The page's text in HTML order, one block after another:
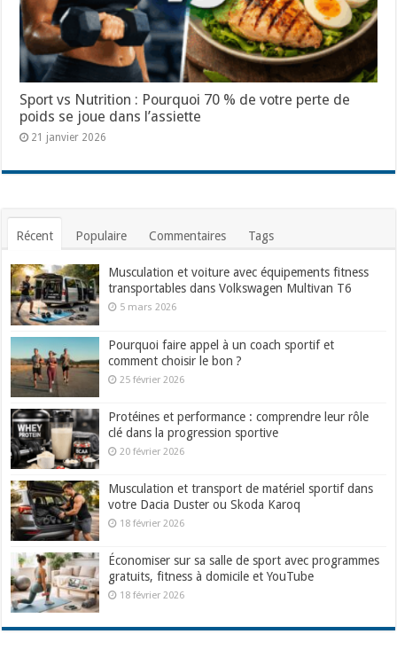
Sport vs Nutrition : Pourquoi 70 % de votre perte de
poids se joue dans l’assiette
21 janvier 2026
Récent Populaire Commentaires Tags
Musculation et voiture avec équipements fitness
transportables dans Volkswagen Multivan T6
5 mars 2026
Pourquoi faire appel à un coach sportif et
comment choisir le bon ?
25 février 2026
Protéines et performance : comprendre leur rôle
clé dans la progression sportive
20 février 2026
Musculation et transport de matériel sportif dans
votre Dacia Duster ou Skoda Karoq
18 février 2026
Économiser sur sa salle de sport avec programmes
gratuits, fitness à domicile et YouTube
18 février 2026